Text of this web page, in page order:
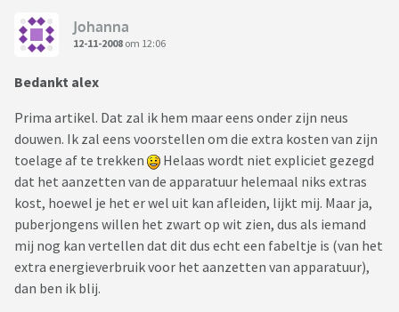
Johanna
12-11-2008 om 12:06
Bedankt alex
Prima artikel. Dat zal ik hem maar eens onder zijn neus
douwen. Ik zal eens voorstellen om die extra kosten van zijn
toelage af te trekken
Helaas wordt niet expliciet gezegd
dat het aanzetten van de apparatuur helemaal niks extras
kost, hoewel je het er wel uit kan afleiden, lijkt mij. Maar ja,
puberjongens willen het zwart op wit zien, dus als iemand
mij nog kan vertellen dat dit dus echt een fabeltje is (van het
extra energieverbruik voor het aanzetten van apparatuur),
dan ben ik blij.